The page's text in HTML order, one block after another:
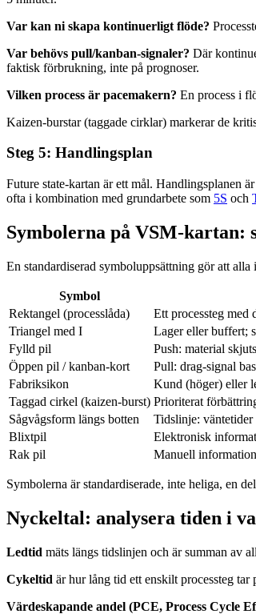
Var kan ni skapa kontinuerligt flöde?
Var behövs pull/kanban-signaler? Där
faktisk förbrukning, inte på prognoser.
Vilken process är pacemakern? En process i
Kaizen-burstar (taggade cirklar) markerar de
Steg 5: Handlingsplan
Future state-kartan är ett mål. Handlingsplanen
ofta i kombination med grundarbete som 5S och
Symbolerna på VSM-kartan:
En standardiserad symboluppsättning gör att alla
Symbol
Rektangel (processlåda)
Ett processteg med
Triangel med I
Lager eller buffert;
Fylld pil
Push: material
Öppen pil / kanban-kort
Pull: drag-signal
Fabriksikon
Kund (höger) eller
Taggad cirkel (kaizen-burst) Prioriterat
Sågvågsform längs botten
Tidslinje: väntetider
Blixtpil
Elektronisk
Rak pil
Manuell
Symbolerna är standardiserade, inte heliga, en
Nyckeltal: analysera tiden i
Ledtid mäts längs tidslinjen och är summan av
Cykeltid är hur lång tid ett enskilt processteg
Värdeskapande andel (PCE, Process Cycle